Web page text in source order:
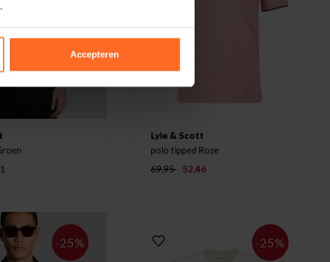
Accepteren
Lyle & Scott
polo tipped Roze
69,95
52,46
-25% -25%